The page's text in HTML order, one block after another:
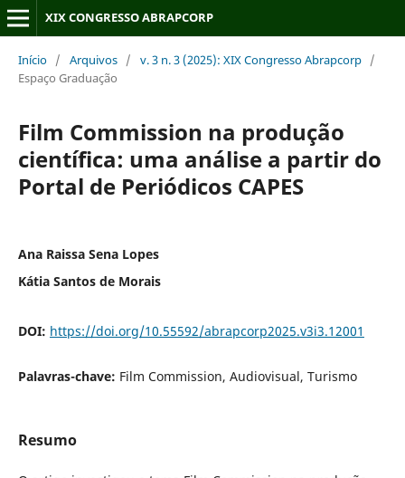
XIX CONGRESSO ABRAPCORP
Início / Arquivos / v. 3 n. 3 (2025): XIX Congresso Abrapcorp /
Espaço Graduação
Film Commission na produção
científica: uma análise a partir do
Portal de Periódicos CAPES
Ana Raissa Sena Lopes
Kátia Santos de Morais
DOI: https://doi.org/10.55592/abrapcorp2025.v3i3.12001
Palavras-chave: Film Commission, Audiovisual, Turismo
Resumo